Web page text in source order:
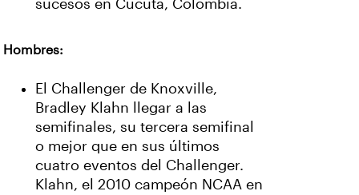
sucesos en Cúcuta, Colombia.
Hombres:
El Challenger de Knoxville,
Bradley Klahn llegar a las
semifinales, su tercera semifinal
o mejor que en sus últimos
cuatro eventos del Challenger.
Klahn, el 2010 campeón NCAA en